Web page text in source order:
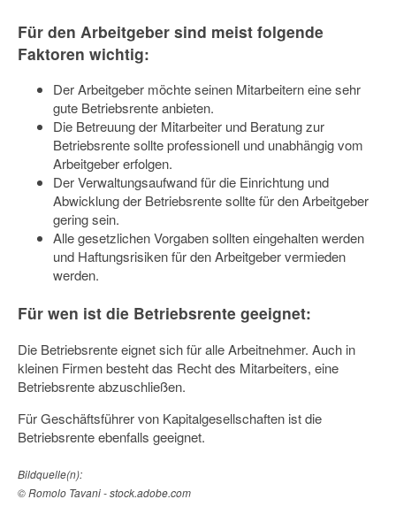
Für den Arbeitgeber sind meist folgende
Faktoren wichtig:
Der Arbeitgeber möchte seinen Mitarbeitern eine sehr
gute Betriebsrente anbieten.
Die Betreuung der Mitarbeiter und Beratung zur
Betriebsrente sollte professionell und unabhängig vom
Arbeitgeber erfolgen.
Der Verwaltungsaufwand für die Einrichtung und
Abwicklung der Betriebsrente sollte für den Arbeitgeber
gering sein.
Alle gesetzlichen Vorgaben sollten eingehalten werden
und Haftungsrisiken für den Arbeitgeber vermieden
werden.
Für wen ist die Betriebsrente geeignet:
Die Betriebsrente eignet sich für alle Arbeitnehmer. Auch in
kleinen Firmen besteht das Recht des Mitarbeiters, eine
Betriebsrente abzuschließen.
Für Geschäftsführer von Kapitalgesellschaften ist die
Betriebsrente ebenfalls geeignet.
Bildquelle(n):
© Romolo Tavani - stock.adobe.com